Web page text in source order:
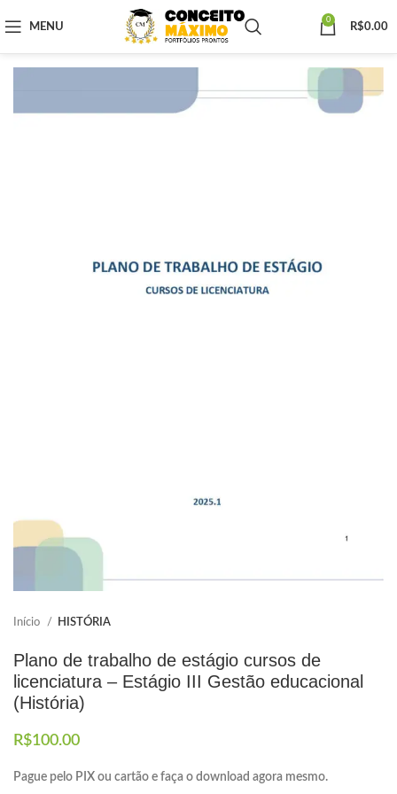
MENU
0
R$0.00
Início HISTÓRIA
Plano de trabalho de estágio cursos de
licenciatura – Estágio III Gestão educacional
(História)
R$100.00
Pague pelo PIX ou cartão e faça o download agora mesmo.
Envio imediato